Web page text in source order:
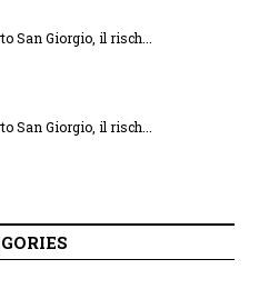
San Giorgio, il risch...
San Giorgio, il risch...